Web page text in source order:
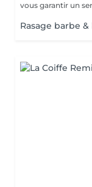
vous garantir un
Rasage barbe